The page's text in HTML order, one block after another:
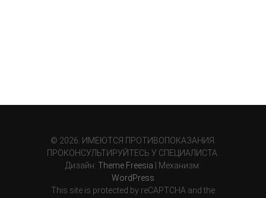
© 2026. ИМЕЮТСЯ ПРОТИВОПОКАЗАНИЯ.
ПРОКОНСУЛЬТИРУЙТЕСЬ У СПЕЦИАЛИСТА.
Дизайн: Theme Freesia | Механизм:
WordPress
This site is protected by reCAPTCHA and the